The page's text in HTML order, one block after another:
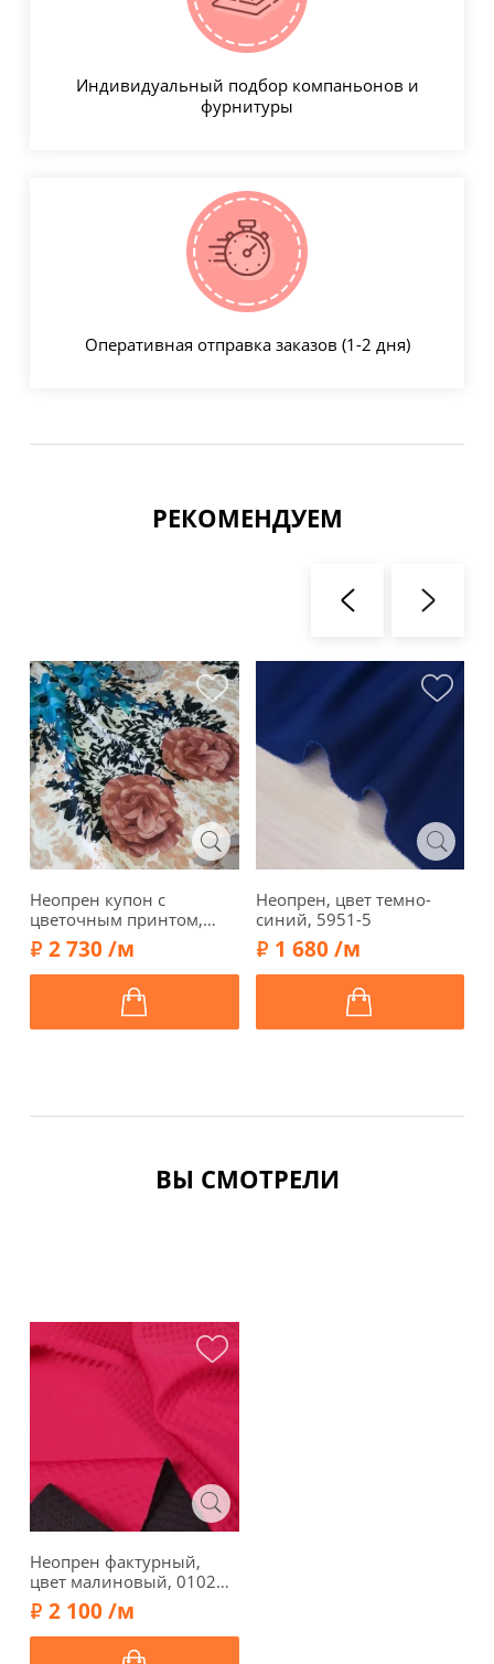
Индивидуальный подбор компаньонов и
фурнитуры
Оперативная отправка заказов (1-2 дня)
РЕКОМЕНДУЕМ
Неопрен купон с
цветочным принтом,
фон молочный, 02007к
2 730 /м
Неопрен, цвет темно-
синий, 5951-5
1 680 /м
ВЫ СМОТРЕЛИ
Неопрен фактурный,
цвет малиновый, 01023-
2 2 100 /м